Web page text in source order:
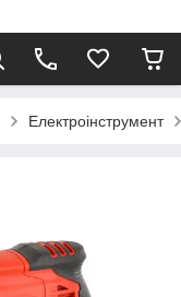
Електроінструмент